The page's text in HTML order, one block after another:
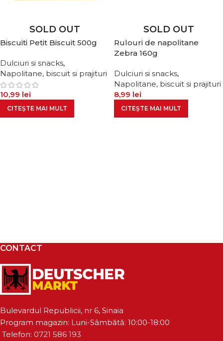
SOLD OUT
Biscuiti Petit Biscuit 500g
Dulciuri si snacks,
Napolitane, biscuit si prajituri
10,99 lei
CITEȘTE MAI MULT
SOLD OUT
Rulouri de napolitane
Zebra 160g
Dulciuri si snacks,
Napolitane, biscuit si prajituri
8,99 lei
CITEȘTE MAI MULT
CONTACT
Bulevardul Republicii, nr 6, Sinaia
Program magazin: Luni-Sâmbătă: 10:00-18:00
Telefon: 0721 586 193